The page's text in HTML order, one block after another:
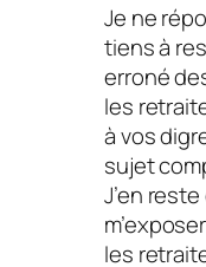
Je ne
tiens à
erroné
les
à vos
sujet
J’en
les